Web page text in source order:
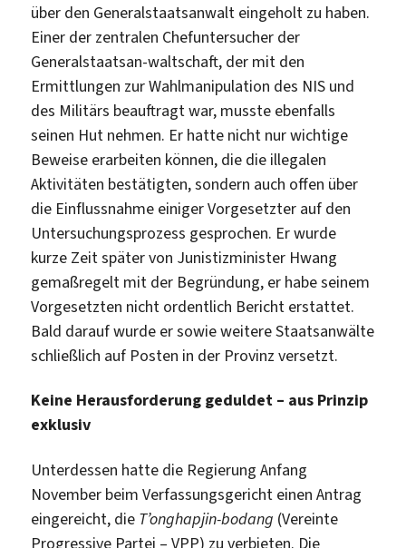
über den Generalstaatsanwalt eingeholt zu haben.
Einer der zentralen Chefuntersucher der
Generalstaatsan-waltschaft, der mit den
Ermittlungen zur Wahlmanipulation des NIS und
des Militärs beauftragt war, musste ebenfalls
seinen Hut nehmen. Er hatte nicht nur wichtige
Beweise erarbeiten können, die die illegalen
Aktivitäten bestätigten, sondern auch offen über
die Einflussnahme einiger Vorgesetzter auf den
Untersuchungsprozess gesprochen. Er wurde
kurze Zeit später von Junistizminister Hwang
gemaßregelt mit der Begründung, er habe seinem
Vorgesetzten nicht ordentlich Bericht erstattet.
Bald darauf wurde er sowie weitere Staatsanwälte
schließlich auf Posten in der Provinz versetzt.
Keine Herausforderung geduldet – aus Prinzip
exklusiv
Unterdessen hatte die Regierung Anfang
November beim Verfassungsgericht einen Antrag
eingereicht, die T’onghapjin-bodang (Vereinte
Progressive Partei – VPP) zu verbieten. Die